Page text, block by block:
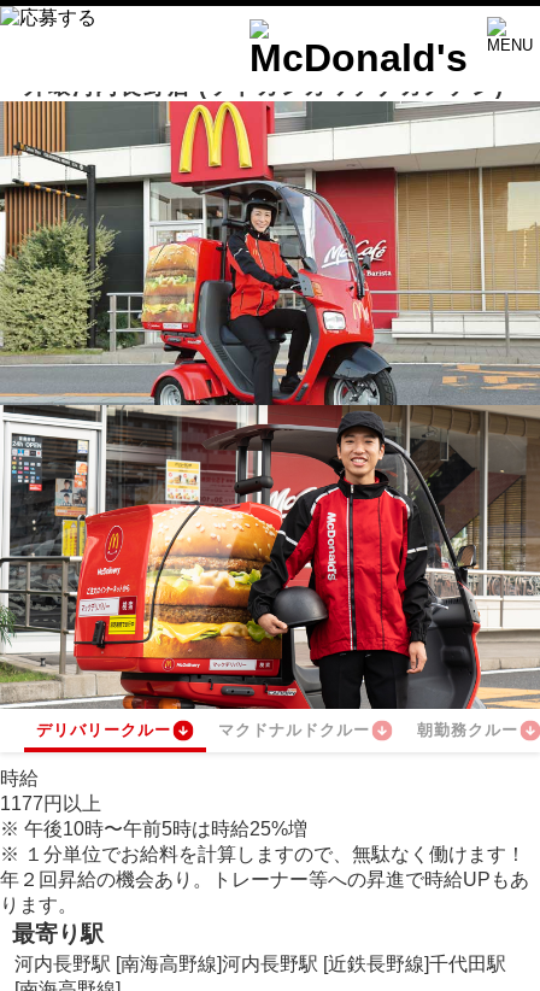
外環河内長野店 (ソトカンカワチナガノテン)
デリバリークルー マクドナルドクルー 朝勤務クルー
時給
1177円 以上
※ 午後10時〜午前5時は時給25%増
※ １分単位でお給料を計算しますので、無駄なく働けます！
年２回昇給の機会あり。トレーナー等への昇進で時給UPもあ
ります。
最寄り駅
河内長野駅 [南海高野線]河内長野駅 [近鉄長野線]千代田駅